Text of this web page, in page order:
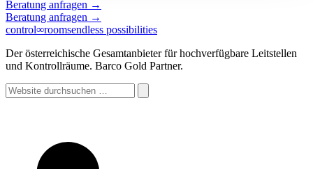
Beratung anfragen →
Beratung anfragen →
control∞roomsendless possibilities
Der österreichische Gesamtanbieter für hochverfügbare Leitstellen
und Kontrollräume. Barco Gold Partner.
Website
durchsuchen